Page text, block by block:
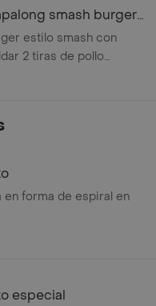
.
smash burger
estilo smash con
2 tiras de pollo
y cebolla
en forma de espiral en
especial